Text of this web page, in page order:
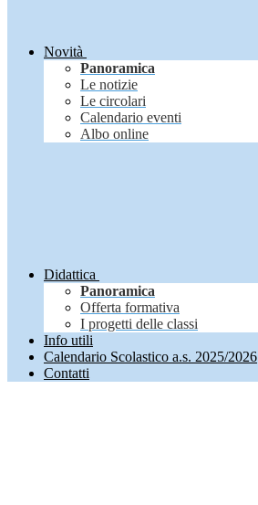
Novità
Panoramica
Le notizie
Le circolari
Calendario eventi
Albo online
Didattica
Panoramica
Offerta formativa
I progetti delle classi
Info utili
Calendario Scolastico a.s. 2025/2026
Contatti